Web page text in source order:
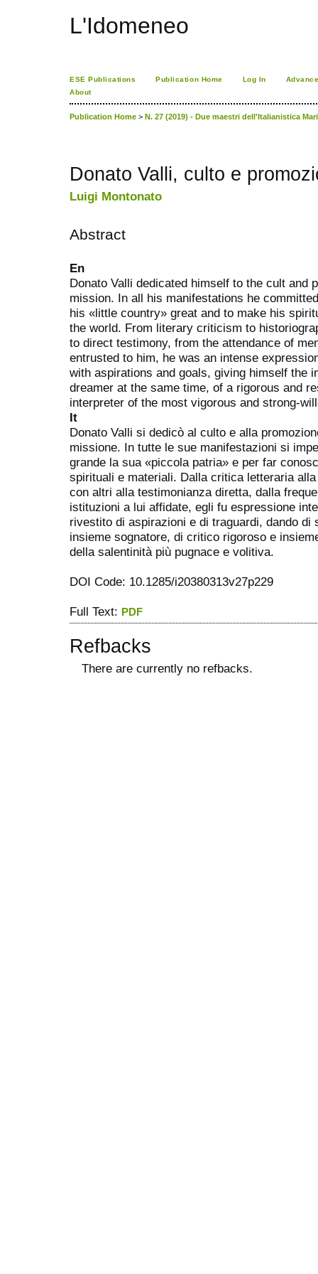
L'Idomeneo
ESE Publications Publication Home Log In
About
Publication Home > N. 27 (2019) - Due maestri dell'Italianistica
Donato Valli, culto e
Luigi Montonato
Abstract
En
Donato Valli dedicated himself to the cult and
mission. In all his manifestations he
his «little country» great and to make his
the world. From literary criticism to
to direct testimony, from the attendance of
entrusted to him, he was an intense
with aspirations and goals, giving himself the
dreamer at the same time, of a rigorous and
interpreter of the most vigorous and strong-
It
Donato Valli si dedicò al culto e alla
missione. In tutte le sue manifestazioni si
grande la sua «piccola patria» e per far
spirituali e materiali. Dalla critica letteraria
con altri alla testimonianza diretta, dalla
istituzioni a lui affidate, egli fu espressione
rivestito di aspirazioni e di traguardi, dando di
insieme sognatore, di critico rigoroso e
della salentinità più pugnace e volitiva.
DOI Code: 10.1285/i20380313v27p229
Full Text: PDF
Refbacks
There are currently no refbacks.